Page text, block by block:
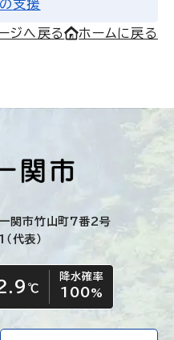
支援
ジへ戻る ホームに戻る
市竹山町7番2号
代表）
℃
降水確率
100%